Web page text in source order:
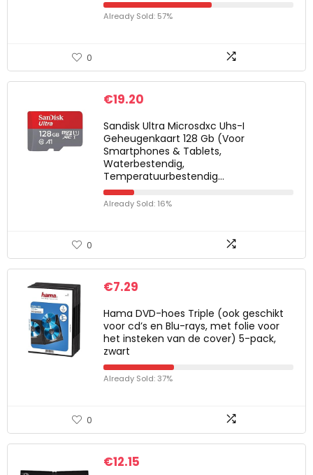
Already Sold: 57%
0
€19.20
Sandisk Ultra Microsdxc Uhs-I
Geheugenkaart 128 Gb (Voor
Smartphones & Tablets,
Waterbestendig,
Temperatuurbestendig…
Already Sold: 16%
0
€7.29
Hama DVD-hoes Triple (ook geschikt
voor cd’s en Blu-rays, met folie voor
het insteken van de cover) 5-pack,
zwart
Already Sold: 37%
0
€12.15